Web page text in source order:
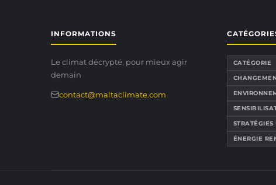
INFORMATIONS
Le climat décrypté, pour mieux agir
demain
contact@maltaclimate.com
CATÉGORIE
ÉNERGIE